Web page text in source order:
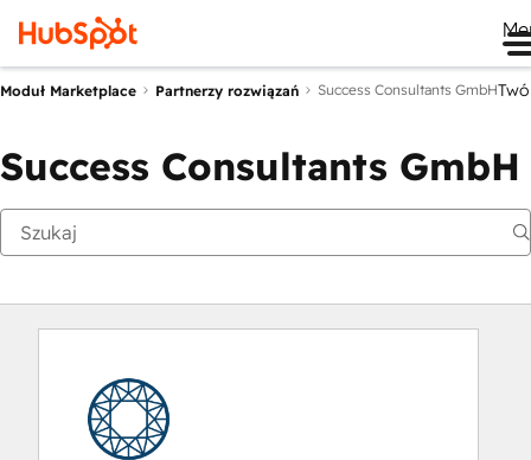
Moduł Marketplace Partnerzy rozwiązań Success Consultants GmbH
Success Consultants GmbH